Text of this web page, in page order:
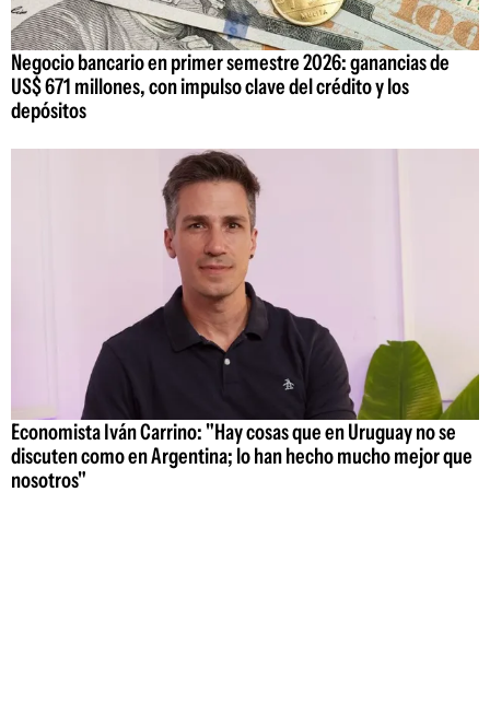
Negocio bancario en primer semestre 2026: ganancias de
US$ 671 millones, con impulso clave del crédito y los
depósitos
Economista Iván Carrino: "Hay cosas que en Uruguay no se
discuten como en Argentina; lo han hecho mucho mejor que
nosotros"